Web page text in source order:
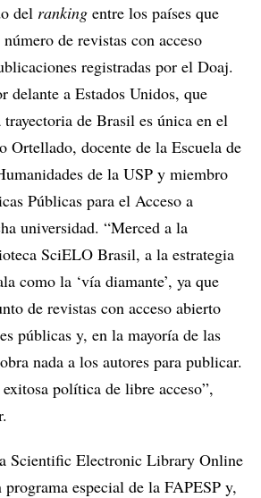
del ranking entre los países que
de revistas con acceso
registradas por el Doaj.
delante a Estados Unidos, que
de Brasil es única en el
Ortellado, docente de la Escuela de
de la USP y miembro
Públicas para el Acceso a
universidad. “Merced a la
SciELO Brasil, a la estrategia
como la ‘vía diamante’, ya que
de revistas con acceso abierto
públicas y, en la mayoría de las
nada a los autores para publicar.
política de libre acceso”,
Scientific Electronic Library Online
especial de la FAPESP y,